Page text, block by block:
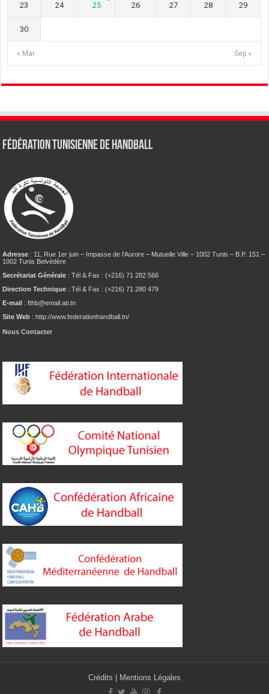
« Mar Sep »
23 24 25 26 27 28 29
30
Fédération tunisienne de Handball
Adresse : 11, Rue 1er juin – Impasse de l’Aurore – Mutuelle Ville – 1002 Tunis – B.P. 151 –
1002 Tunis Belvédère
Secrétariat Générale : Tél & Fax : (+216) 71 282 566
Direction Technique : Tél & Fax : (+216) 71 280 479
E-mail : fthb@email.ati.tn
Site Web : http://www.federationhandball.tn/
Nous Contacter
Crédits Mentions Légales